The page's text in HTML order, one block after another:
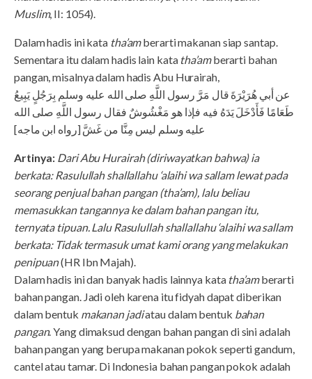
Muslim, II: 1054).
Dalam hadis ini kata tha’amberarti makanan siap santap.
Sementara itu dalam hadis lain kata tha’amberarti bahan
pangan, misalnya dalam hadis Abu Hurairah,
عن أبي هُرَيْرَةَ قال مَرَّ رسول اللَّهِ صلى الله عليه وسلم بِرَجُلٍ يَبِيعُ
طَعَامًا فَأَدْخَلَ يَدَهُ فيه فإذا هو مَغْشُوشٌ فقال رسول اللَّهِ صلى الله
عليه وسلم ليس مِنَّا من غَشَّ [رواه ابن ماجه]
Artinya: Dari Abu Hurairah (diriwayatkan bahwa) ia
berkata: Rasulullah shallallahu ‘alaihi wa sallam lewat pada
seorang penjual bahan pangan (tha’am), lalu beliau
memasukkan tangannya ke dalam bahan pangan itu,
ternyata tipuan. Lalu Rasulullah shallallahu ‘alaihi wa sallam
berkata: Tidak termasuk umat kami orang yang melakukan
penipuan(HR Ibn Majah).
Dalam hadis ini dan banyak hadis lainnya kata tha’amberarti
bahan pangan. Jadi oleh karena itu fidyah dapat diberikan
dalam bentuk makanan jadiatau dalam bentuk bahan
pangan. Yang dimaksud dengan bahan pangan di sini adalah
bahan pangan yang berupa makanan pokok seperti gandum,
cantel atau tamar. Di Indonesia bahan pangan pokok adalah